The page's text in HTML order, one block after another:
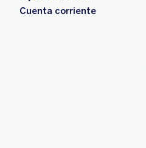
Cuenta corriente